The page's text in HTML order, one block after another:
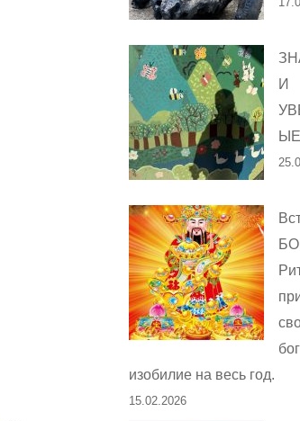
И
изобилие на весь год.
15.02.2026